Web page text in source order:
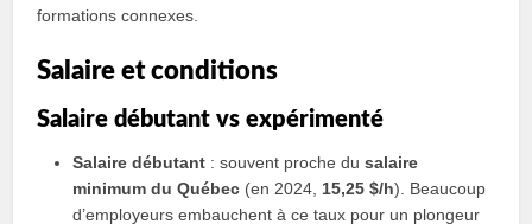
formations connexes.
Salaire et conditions
Salaire débutant vs expérimenté
Salaire débutant : souvent proche dusalaire
minimum du Québec (en 2024, 15,25 $/h). Beaucoup
d’employeurs embauchent à ce taux pour un plongeur